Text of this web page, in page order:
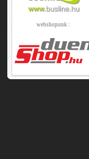
webshopunk :